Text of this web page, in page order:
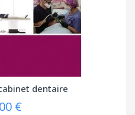
dentaire
€